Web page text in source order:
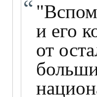
и его
от